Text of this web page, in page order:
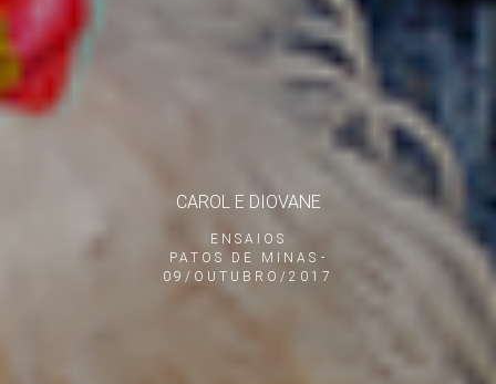
ENSAIOS
PATOS DE MINAS
09/OUTUBRO/2017
CAROL E DIOVANE